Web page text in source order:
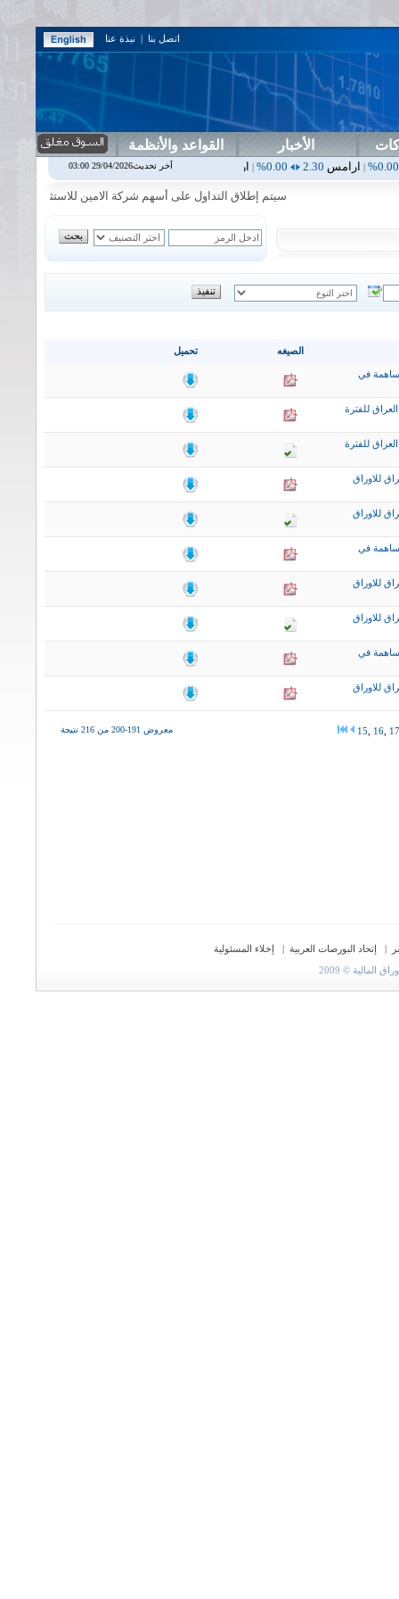
اتصل بنا | نبذة عنا
الأخبار القواعد والأنظمة
2.30
|اربيل 0.00
0.00
0.00%
|اسفنج
سيتم إطلاق التداول على أسهم شركة الامين للاستثمار المالي في
تحميل الصيغه
في
للفترة
للفترة
للاوراق
للاوراق
في
للاوراق
للاوراق
في
للاوراق
معروض 191-200 من 216 نتيجة 15 16 17
| إتحاد البورصات العربية |
إخلاء المسئولية
© 2009